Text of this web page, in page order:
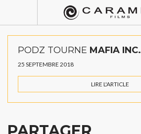
PODZ TOURNE MAFIA INC.
25 SEPTEMBRE 2018
LIRE L'ARTICLE